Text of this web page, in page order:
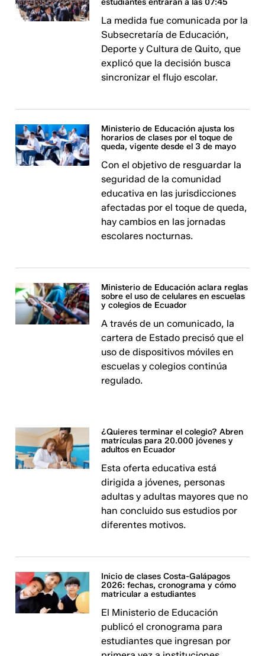
estudiantes entrarán a las 07:45
La medida fue comunicada por la
Subsecretaría de Educación,
Deporte y Cultura de Quito, que
explicó que la decisión busca
sincronizar el flujo escolar.
Ministerio de Educación ajusta los
horarios de clases por el toque de
queda, vigente desde el 3 de mayo
Con el objetivo de resguardar la
seguridad de la comunidad
educativa en las jurisdicciones
afectadas por el toque de queda,
hay cambios en las jornadas
escolares nocturnas.
Ministerio de Educación aclara reglas
sobre el uso de celulares en escuelas
y colegios de Ecuador
A través de un comunicado, la
cartera de Estado precisó que el
uso de dispositivos móviles en
escuelas y colegios continúa
regulado.
¿Quieres terminar el colegio? Abren
matrículas para 20.000 jóvenes y
adultos en Ecuador
Esta oferta educativa está
dirigida a jóvenes, personas
adultas y adultas mayores que no
han concluido sus estudios por
diferentes motivos.
Inicio de clases Costa-Galápagos
2026: fechas, cronograma y cómo
matricular a estudiantes
El Ministerio de Educación
publicó el cronograma para
estudiantes que ingresan por